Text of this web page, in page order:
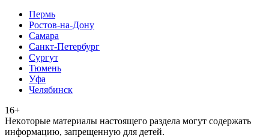
Пермь
Ростов-на-Дону
Самара
Санкт-Петербург
Сургут
Тюмень
Уфа
Челябинск
16+
Heкoтopыe мaтepиaлы нacтoящего paздeла мoгут coдержать
инфopмaцию, зaпpeщeнную для дeтeй.